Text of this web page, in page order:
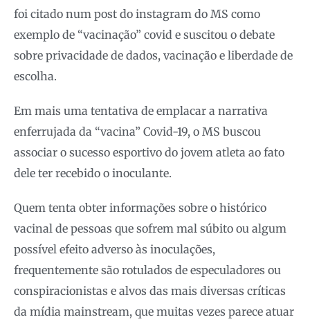
foi citado num post do instagram do MS como
exemplo de “vacinação” covid e suscitou o debate
sobre privacidade de dados, vacinação e liberdade de
escolha.
Em mais uma tentativa de emplacar a narrativa
enferrujada da “vacina” Covid-19, o MS buscou
associar o sucesso esportivo do jovem atleta ao fato
dele ter recebido o inoculante.
Quem tenta obter informações sobre o histórico
vacinal de pessoas que sofrem mal súbito ou algum
possível efeito adverso às inoculações,
frequentemente são rotulados de especuladores ou
conspiracionistas e alvos das mais diversas críticas
da mídia mainstream, que muitas vezes parece atuar